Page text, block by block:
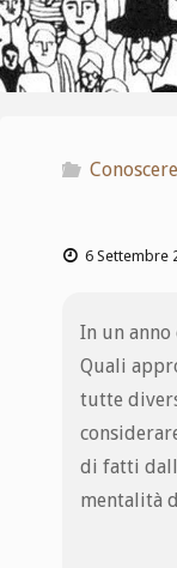
Conoscere
6 Settembre
In un
Quali
tutte
di fatti
mentalità